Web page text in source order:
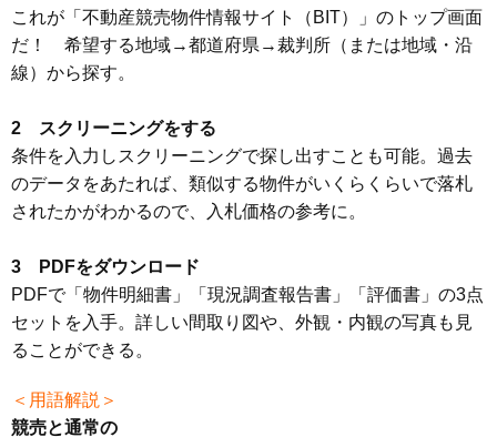
これが「不動産競売物件情報サイト（BIT）」のトップ画面
だ！ 希望する地域→都道府県→裁判所（または地域・沿
線）から探す。
2 スクリーニングをする
条件を入力しスクリーニングで探し出すことも可能。過去
のデータをあたれば、類似する物件がいくらくらいで落札
されたかがわかるので、入札価格の参考に。
3 PDFをダウンロード
PDFで「物件明細書」「現況調査報告書」「評価書」の3点
セットを入手。詳しい間取り図や、外観・内観の写真も見
ることができる。
＜用語解説＞
競売と通常の